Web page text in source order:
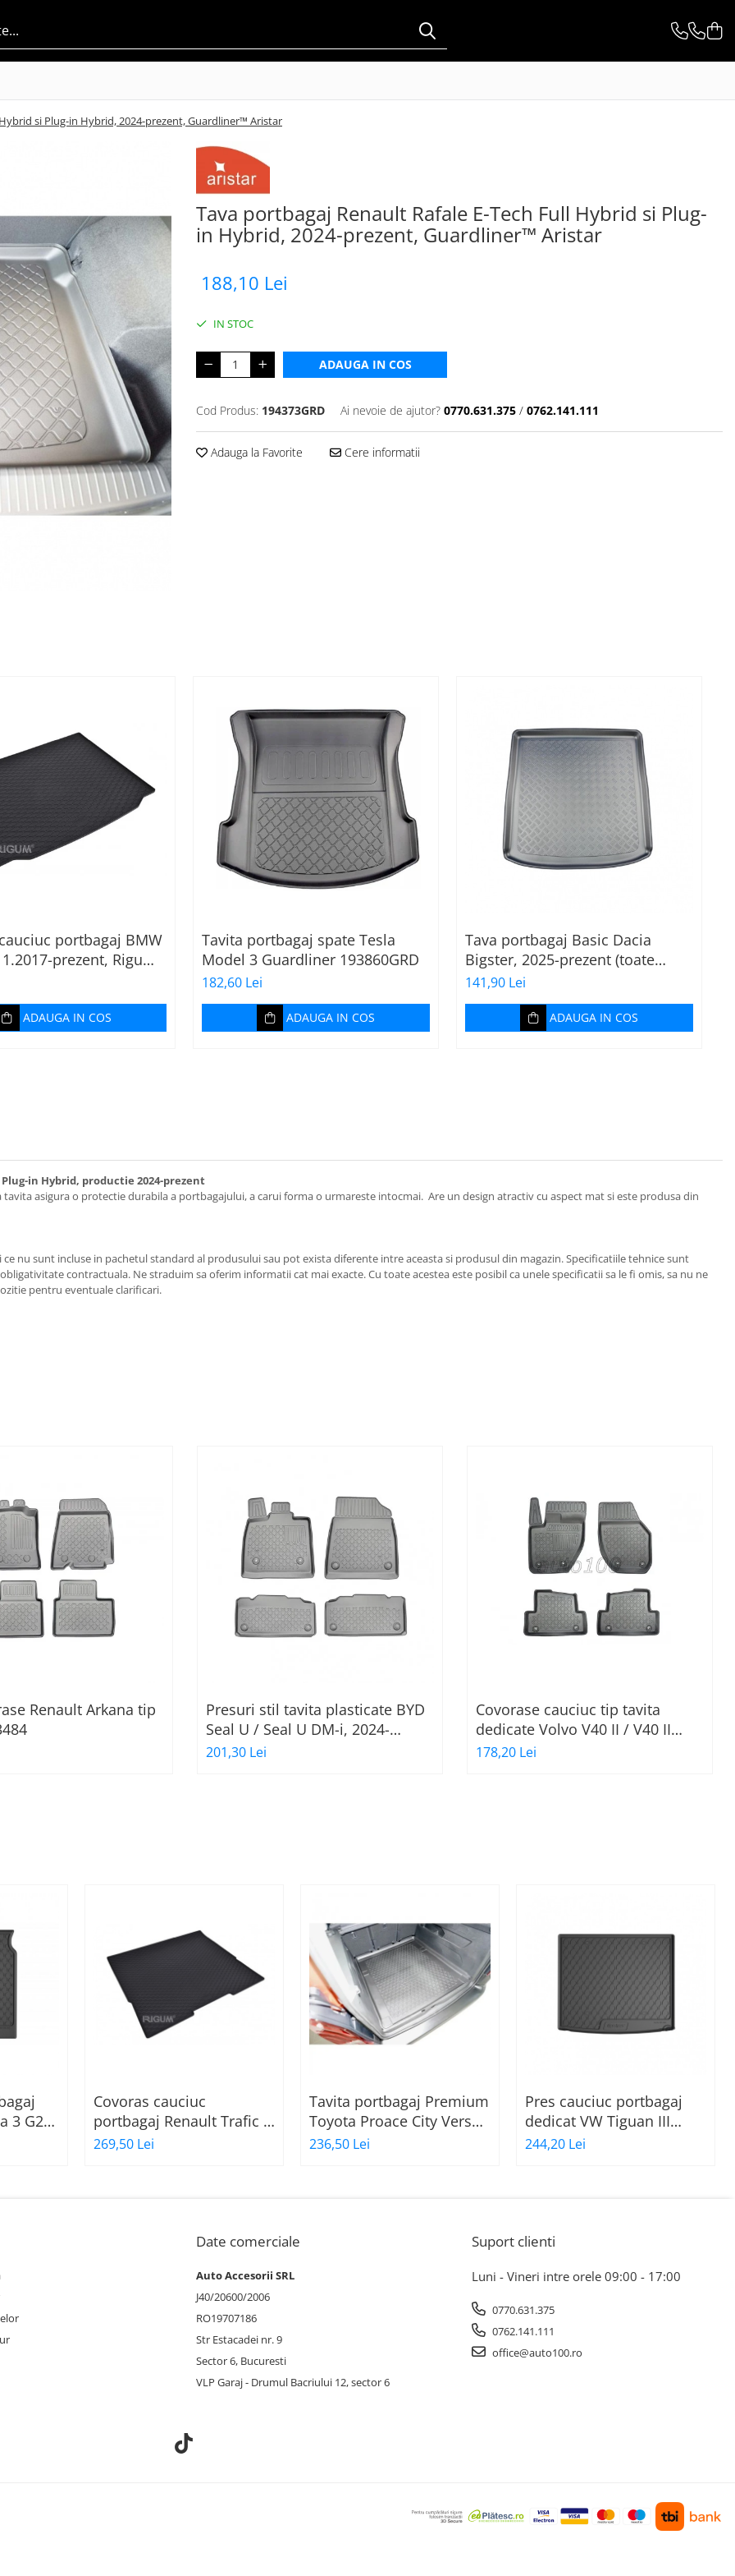
si Plug-in Hybrid, 2024-prezent, Guardliner™ Aristar
Tava portbagaj Renault Rafale E-Tech Full Hybrid si Plug-
in Hybrid, 2024-prezent, Guardliner™ Aristar
188,10 Lei
IN STOC
ADAUGA IN COS
Cod Produs: 194373GRD Ai nevoie de ajutor? 0770.631.375 / 0762.141.111
Adauga la Favorite Cere informatii
portbagaj BMW
prezent, Rigum
ADAUGA IN COS
Tavita portbagaj spate Tesla
Model 3 Guardliner 193860GRD
182,60 Lei
ADAUGA IN COS
Tava portbagaj Basic Dacia
Bigster, 2025-prezent (toate
motorizările - portbagaj sus)
141,90 Lei
ADAUGA IN COS
in Hybrid, productie 2024-prezent
asigura o protectie durabila a portbagajului, a carui forma o urmareste intocmai. Are un design atractiv cu aspect mat si este produsa din
nu sunt incluse in pachetul standard al produsului sau pot exista diferente intre aceasta si produsul din magazin. Specificatiile tehnice sunt
contractuala. Ne straduim sa oferim informatii cat mai exacte. Cu toate acestea este posibil ca unele specificatii sa le fi omis, sa nu ne
pentru eventuale clarificari.
Renault Arkana tip
Presuri stil tavita plasticate BYD
Seal U / Seal U DM-i, 2024-
prezent, Aristar
201,30 Lei
Covorase cauciuc tip tavita
dedicate Volvo V40 II / V40 II
Cross Country HB/5 07.2012-
178,20 Lei
3 G20
Covoras cauciuc
portbagaj Renault Trafic 3
(X82), Opel Vivaro B, Fiat
269,50 Lei
Tavita portbagaj Premium
Toyota Proace City Verso
L2 , Citroen Berlingo 3 XL,
236,50 Lei
Pres cauciuc portbagaj
dedicat VW Tiguan III
2024-prezent, Gledring
244,20 Lei
Date comerciale
Auto Accesorii SRL
J40/20600/2006
RO19707186
Str Estacadei nr. 9
Sector 6, Bucuresti
VLP Garaj - Drumul Bacriului 12, sector 6
Suport clienti
Luni - Vineri intre orele 09:00 - 17:00
0770.631.375
0762.141.111
office@auto100.ro